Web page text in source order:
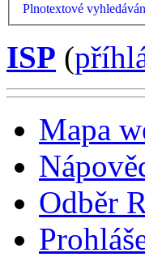
Plnotextové
ISP (
Mapa
Odběr